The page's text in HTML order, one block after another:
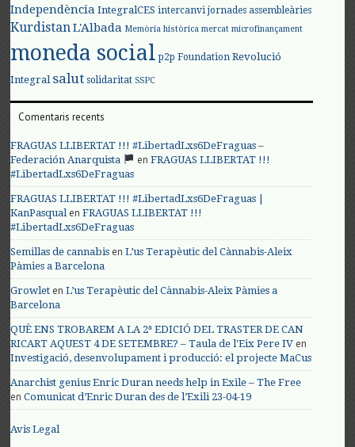
Independència IntegralCES intercanvi jornades assembleàries
KurdistanL'Albada Memòria històrica mercat microfinançament
moneda social p2p Foundation Revolució
Integral salut solidaritat SSPC
Comentaris recents
FRAGUAS LLIBERTAT !!! #LibertadLxs6DeFraguas –
Federación Anarquista
enFRAGUAS LLIBERTAT !!!
#LibertadLxs6DeFraguas
FRAGUAS LLIBERTAT !!! #LibertadLxs6DeFraguas |
KanPasqualenFRAGUAS LLIBERTAT !!!
#LibertadLxs6DeFraguas
Semillas de cannabis enL’us Terapèutic del Cànnabis-Aleix
Pàmies a Barcelona
Growlet enL’us Terapèutic del Cànnabis-Aleix Pàmies a
Barcelona
QUÈ ENS TROBAREM A LA 2ª EDICIÓ DEL TRASTER DE CAN
RICART AQUEST 4 DE SETEMBRE? – Taula de l'Eix Pere IV en
Investigació, desenvolupament i producció: el projecte MaCus
Anarchist genius Enric Duran needs help in Exile – The Free
enComunicat d’Enric Duran des de l’Exili 23-04-19
Avis Legal